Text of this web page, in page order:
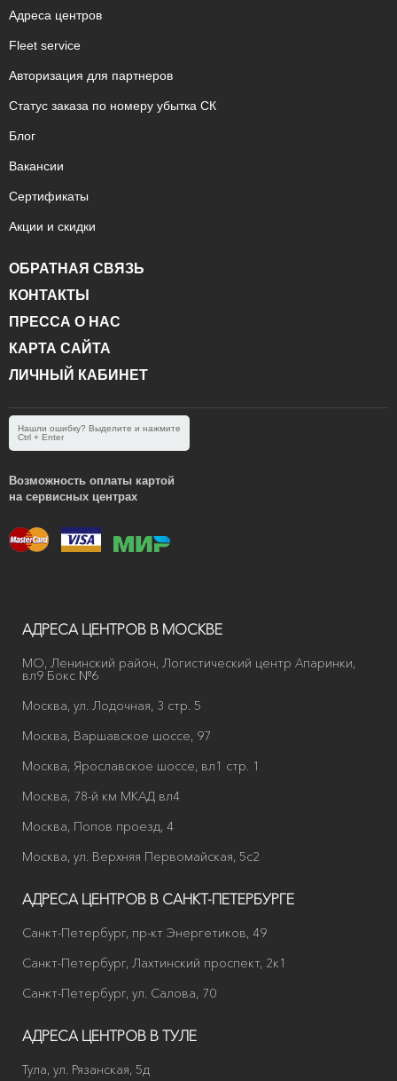
Адреса центров
Fleet service
Авторизация для партнеров
Статус заказа по номеру убытка СК
Блог
Вакансии
Сертификаты
Акции и скидки
ОБРАТНАЯ СВЯЗЬ
КОНТАКТЫ
ПРЕССА О НАС
КАРТА САЙТА
ЛИЧНЫЙ КАБИНЕТ
Нашли ошибку? Выделите и нажмите
Ctrl + Enter
Возможность оплаты картой
на сервисных центрах
АДРЕСА ЦЕНТРОВ В МОСКВЕ
МО, Ленинский район, Логистический центр Апаринки,
вл9 Бокс №6
Москва, ул. Лодочная, 3 стр. 5
Москва, Варшавское шоссе, 97
Москва, Ярославское шоссе, вл1 стр. 1
Москва, 78-й км МКАД вл4
Москва, Попов проезд, 4
Москва, ул. Верхняя Первомайская, 5с2
АДРЕСА ЦЕНТРОВ В САНКТ-ПЕТЕРБУРГЕ
Санкт-Петербург, пр-кт Энергетиков, 49
Санкт-Петербург, Лахтинский проспект, 2к1
Санкт-Петербург, ул. Салова, 70
АДРЕСА ЦЕНТРОВ В ТУЛЕ
Тула, ул. Рязанская, 5д